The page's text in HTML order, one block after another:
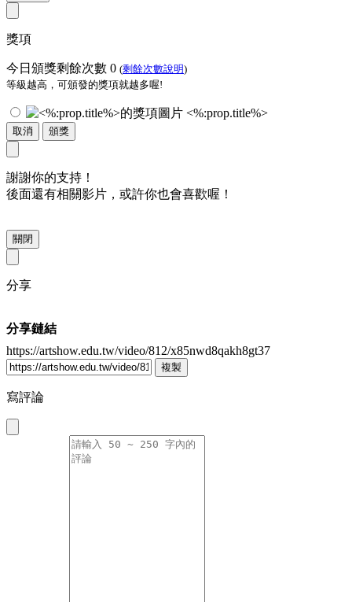
獎項
今日頒獎剩餘次數 0 (剩餘次數說明)
等級越高，可頒發的獎項就越多喔!
<%:prop.title%>
取消 頒獎
謝謝你的支持！
後面還有相關影片，或許你也會喜歡喔！
關閉
分享
分享鏈結
https://artshow.edu.tw/video/812/x85nwd8qakh8gt37
複製
寫評論